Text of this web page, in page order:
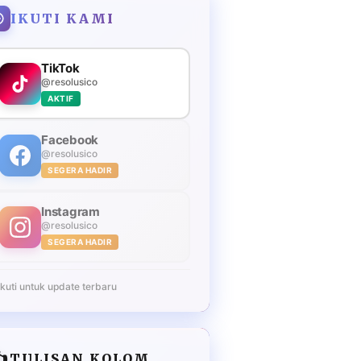
IKUTI KAMI
TikTok
@resolusico
AKTIF
Facebook
@resolusico
SEGERA HADIR
Instagram
@resolusico
SEGERA HADIR
untuk update terbaru